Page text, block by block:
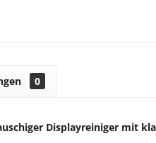
0
Displayreiniger mit